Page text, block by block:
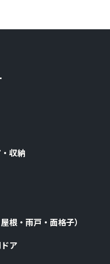
収納
根・⾬⼾・⾯格⼦）
ア